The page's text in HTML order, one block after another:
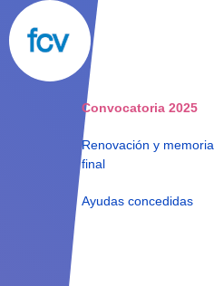
Convocatoria 2025
Renovación y memoria
final
Ayudas concedidas